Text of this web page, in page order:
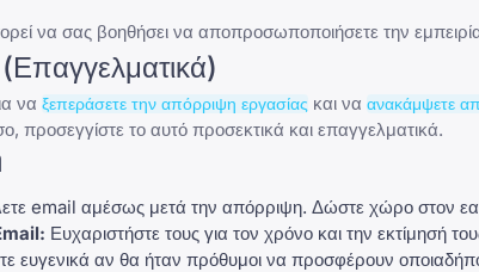
να σας βοηθήσει να αποπροσωποποιήσετε την εμπειρία
να ξεπεράσετε την απόρριψη εργασίας και να ανακάμψετε
προσεγγίστε το αυτό προσεκτικά και επαγγελματικά.
email αμέσως μετά την απόρριψη. Δώστε χώρο στον
Ευχαριστήστε τους για τον χρόνο και την εκτίμησή
ευγενικά αν θα ήταν πρόθυμοι να προσφέρουν